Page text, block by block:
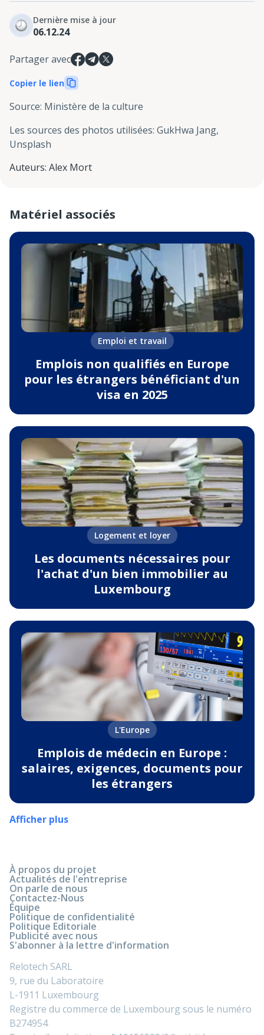
Dernière mise à jour
06.12.24
Partager avec
Copier le lien
Source: Ministère de la culture
Les sources des photos utilisées: GukHwa Jang,
Unsplash
Auteurs: Alex Mort
Matériel associés
Emploi et travail
Emplois non qualifiés en Europe
pour les étrangers bénéficiant d'un
visa en 2025
Logement et loyer
Les documents nécessaires pour
l'achat d'un bien immobilier au
Luxembourg
L'Europe
Emplois de médecin en Europe :
salaires, exigences, documents pour
les étrangers
Afficher plus
À propos du projet
Actualités de l'entreprise
On parle de nous
Contactez-Nous
Équipe
Politique de confidentialité
Politique Editoriale
Publicité avec nous
S'abonner à la lettre d'information
Relotech SARL
9, rue du Laboratoire
L-1911 Luxembourg
Registre du commerce de Luxembourg sous le numéro
B274954